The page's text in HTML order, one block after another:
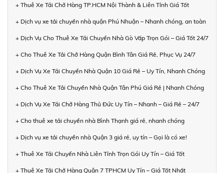
+ Thuê Xe Tải Chở Hàng TP.HCM Nội Thành & Liên Tỉnh Giá Tốt
+ Dịch vụ xe tải chuyển nhà quận Phú Nhuận – Nhanh chóng, an toàn
+ Dịch Vụ Cho Thuê Xe Tải Chuyển Nhà Gò Vấp Trọn Gói – Giá Tốt 24/7
+ Cho Thuê Xe Tải Chở Hàng Quận Bình Tân Giá Rẻ, Phục Vụ 24/7
+ Dịch Vụ Xe Tải Chuyển Nhà Quận 10 Giá Rẻ – Uy Tín, Nhanh Chóng
+ Cho Thuê Xe Tải Chuyển Nhà Quận Tân Phú Giá Rẻ | Nhanh Chóng
+ Dịch Vụ Xe Tải Chở Hàng Thủ Đức Uy Tín – Nhanh – Giá Rẻ – 24/7
+ Cho thuê xe tải chuyển nhà Bình Thạnh giá rẻ, nhanh chóng
+ Dịch vụ xe tải chuyển nhà Quận 3 giá rẻ, uy tín – Gọi là có xe!
+ Thuê Xe Tải Chuyển Nhà Liên Tỉnh Trọn Gói Uy Tín – Giá Tốt
+ Thuê Xe Tải Chở Hàng Quận 7 TPHCM Uy Tín – Giá Tốt Nhất